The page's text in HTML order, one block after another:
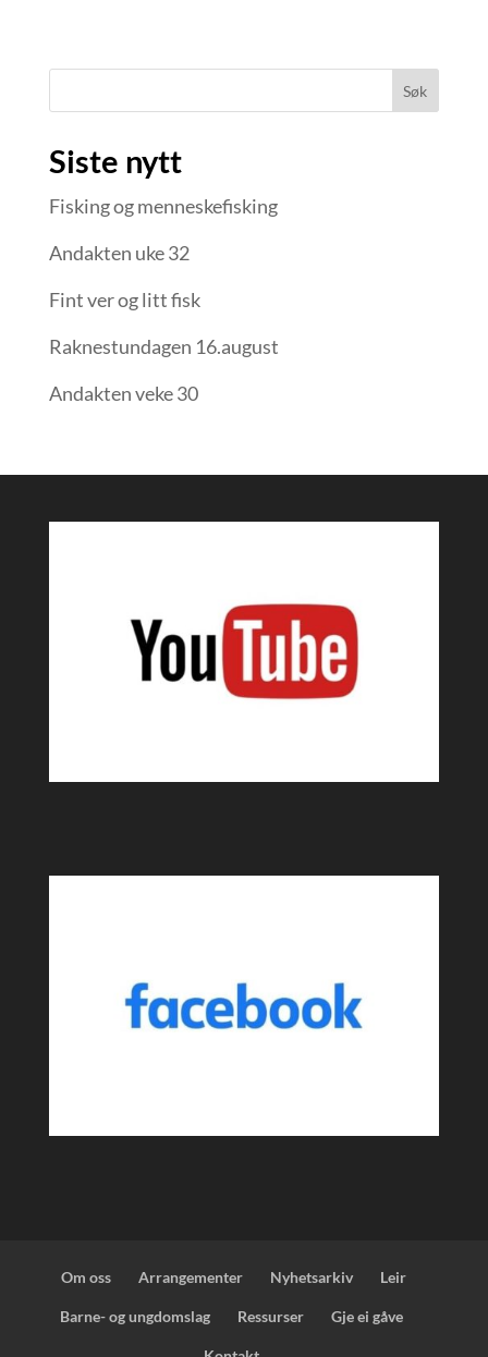
Søk
Siste nytt
Fisking og menneskefisking
Andakten uke 32
Fint ver og litt fisk
Raknestundagen 16.august
Andakten veke 30
Om oss Arrangementer Nyhetsarkiv Leir
Barne- og ungdomslag Ressurser Gje ei gåve